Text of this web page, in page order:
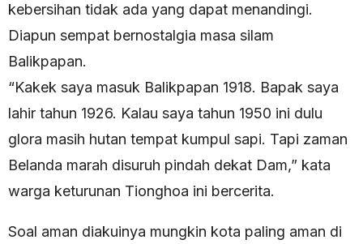
kebersihan tidak ada yang dapat menandingi.
Diapun sempat bernostalgia masa silam
Balikpapan.
“Kakek saya masuk Balikpapan 1918. Bapak saya
lahir tahun 1926. Kalau saya tahun 1950 ini dulu
glora masih hutan tempat kumpul sapi. Tapi zaman
Belanda marah disuruh pindah dekat Dam,” kata
warga keturunan Tionghoa ini bercerita.
Soal aman diakuinya mungkin kota paling aman di